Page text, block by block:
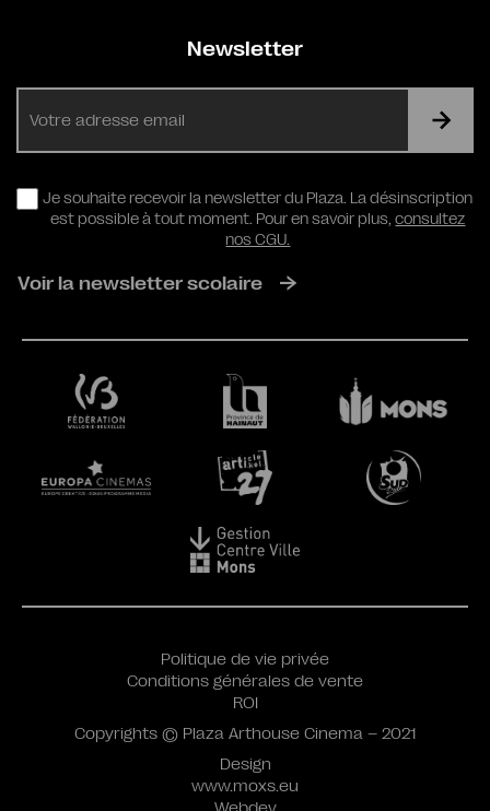
Newsletter
RGPD
Je souhaite recevoir la newsletter du Plaza. La désinscription
est possible à tout moment. Pour en savoir plus,consultez
nos CGU.
Voir la newsletter scolaire
Design
www.moxs.eu
Politique de vie privée
Conditions générales de vente
ROI
Copyrights © Plaza Arthouse Cinema – 2021